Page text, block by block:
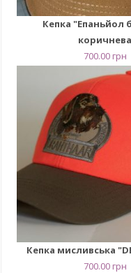
Кепка "Епаньйол
коричнева
700.00 грн
Кепка мисливська
700.00 грн